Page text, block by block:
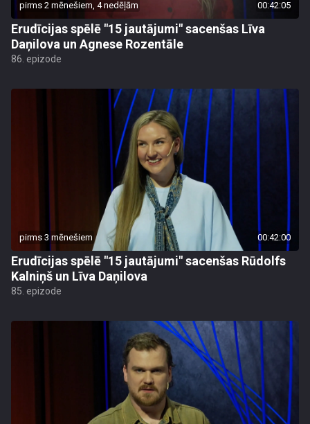
pirms 2 mēnešiem, 4 nedēļām 00:42:05
Erudīcijas spēlē "15 jautājumi" sacenšas Līva
Daņilova un Agnese Rozentāle
86. epizode
pirms 3 mēnešiem 00:42:00
Erudīcijas spēlē "15 jautājumi" sacenšas Rūdolfs
Kalniņš un Līva Daņilova
85. epizode